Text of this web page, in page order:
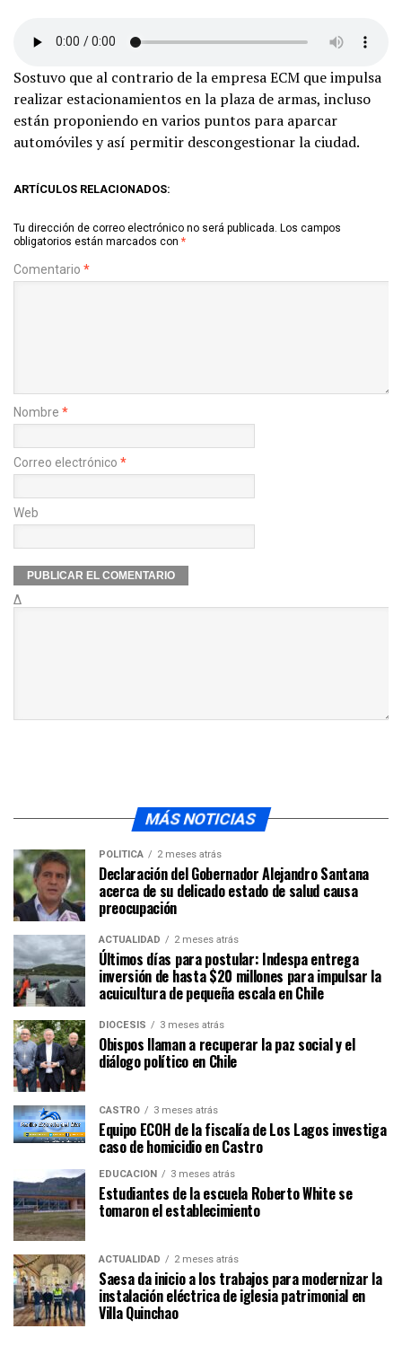
Sostuvo que al contrario de la empresa ECM que impulsa
realizar estacionamientos en la plaza de armas, incluso
están proponiendo en varios puntos para aparcar
automóviles y así permitir descongestionar la ciudad.
ARTÍCULOS RELACIONADOS:
Tu dirección de correo electrónico no será publicada. Los campos
obligatorios están marcados con *
Comentario *
Nombre *
Correo electrónico *
Web
Δ
MÁS NOTICIAS
POLÍTICA 2 meses atrás
Declaración del Gobernador Alejandro Santana
acerca de su delicado estado de salud causa
preocupación
ACTUALIDAD 2 meses atrás
Últimos días para postular: Indespa entrega
inversión de hasta $20 millones para impulsar la
acuicultura de pequeña escala en Chile
DIÓCESIS 3 meses atrás
Obispos llaman a recuperar la paz social y el
diálogo político en Chile
CASTRO 3 meses atrás
Equipo ECOH de la fiscalía de Los Lagos investiga
caso de homicidio en Castro
EDUCACIÓN 3 meses atrás
Estudiantes de la escuela Roberto White se
tomaron el establecimiento
ACTUALIDAD 2 meses atrás
Saesa da inicio a los trabajos para modernizar la
instalación eléctrica de iglesia patrimonial en
Villa Quinchao